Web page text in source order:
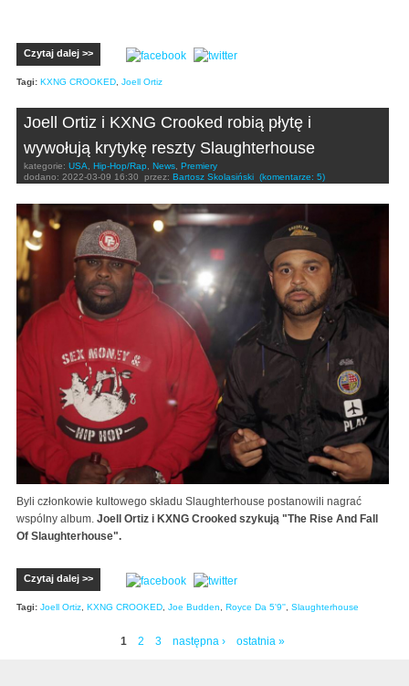
Czytaj dalej >>
Tagi: KXNG CROOKED, Joell Ortiz
Joell Ortiz i KXNG Crooked robią płytę i
wywołują krytykę reszty Slaughterhouse
kategorie: USA, Hip-Hop/Rap, News, Premiery
dodano: 2022-03-09 16:30 przez: Bartosz Skolasiński (komentarze: 5)
Byli członkowie kultowego składu Slaughterhouse postanowili nagrać
wspólny album. Joell Ortiz i KXNG Crooked szykują "The Rise And Fall
Of Slaughterhouse".
Czytaj dalej >>
Tagi: Joell Ortiz KXNG CROOKED Joe Budden Royce Da 5'9'' Slaughterhouse
1 2 3 następna › ostatnia »